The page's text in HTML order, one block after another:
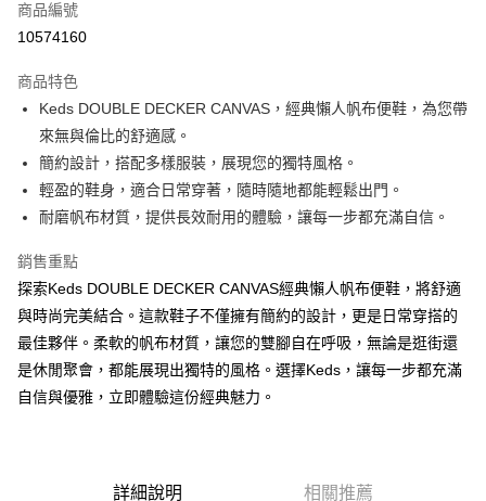
信用卡分期付款
合作金庫商業銀行
華南商業銀行
彰化商業銀行
上海商業儲蓄銀行
國泰世華商業銀行
兆豐國際商業銀行
臺灣中小企業銀行
台中商業銀行
匯豐（台灣）商業銀行
華泰商業銀行
聯邦商業銀行
遠東國際商業銀行
元大商業銀行
台新國際商業銀行
中國信託商業銀行
台灣樂天信用卡公司
6 期 0 利率 每期
華南商業銀行
上海商業儲蓄銀行
台北富邦商業銀行
國泰世華商業銀行
兆豐國際商業銀行
臺灣中小企業銀行
台中商業銀行
聯邦商業銀行
元大商業銀行
永豐商業銀行
玉山商業銀行
星展（台灣）商業銀行
台灣樂天信用卡公司
Apple Pay
Google Pay
ATM付款
運送方式
宅配
每筆NT$100，滿NT$2,000(含以上)免運費
離島宅配
每筆NT$150
商品編號
10574160
商品特色
Keds DOUBLE DECKER CANVAS，經典懶人帆布便鞋，為您帶
來無與倫比的舒適感。
簡約設計，搭配多樣服裝，展現您的獨特風格。
輕盈的鞋身，適合日常穿著，隨時隨地都能輕鬆出門。
耐磨帆布材質，提供長效耐用的體驗，讓每一步都充滿自信。
銷售重點
探索Keds DOUBLE DECKER CANVAS經典懶人帆布便鞋，將舒適
與時尚完美結合。這款鞋子不僅擁有簡約的設計，更是日常穿搭的
最佳夥伴。柔軟的帆布材質，讓您的雙腳自在呼吸，無論是逛街還
是休閒聚會，都能展現出獨特的風格。選擇Keds，讓每一步都充滿
自信與優雅，立即體驗這份經典魅力。
詳細說明 相關推薦